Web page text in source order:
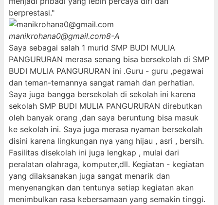
berprestasi."
manikrohana0@gmail.com8-A
Saya sebagai salah 1 murid SMP BUDI MULIA
PANGURURAN merasa senang bisa bersekolah di SMP
BUDI MULIA PANGURURAN ini .Guru - guru ,pegawai
dan teman-temannya sangat ramah dan perhatian.
Saya juga bangga bersekolah di sekolah ini karena
sekolah SMP BUDI MULIA PANGURURAN direbutkan
oleh banyak orang ,dan saya beruntung bisa masuk
ke sekolah ini. Saya juga merasa nyaman bersekolah
disini karena lingkungan nya yang hijau , asri , bersih.
Fasilitas disekolah ini juga lengkap , mulai dari
peralatan olahraga, komputer,dll. Kegiatan - kegiatan
yang dilaksanakan juga sangat menarik dan
menyenangkan dan tentunya setiap kegiatan akan
menimbulkan rasa kebersamaan yang semakin tinggi.